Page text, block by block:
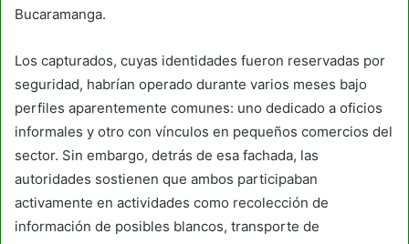
Bucaramanga.
Los capturados, cuyas identidades fueron reservadas por
seguridad, habrían operado durante varios meses bajo
perfiles aparentemente comunes: uno dedicado a oficios
informales y otro con vínculos en pequeños comercios del
sector. Sin embargo, detrás de esa fachada, las
autoridades sostienen que ambos participaban
activamente en actividades como recolección de
información de posibles blancos, transporte de